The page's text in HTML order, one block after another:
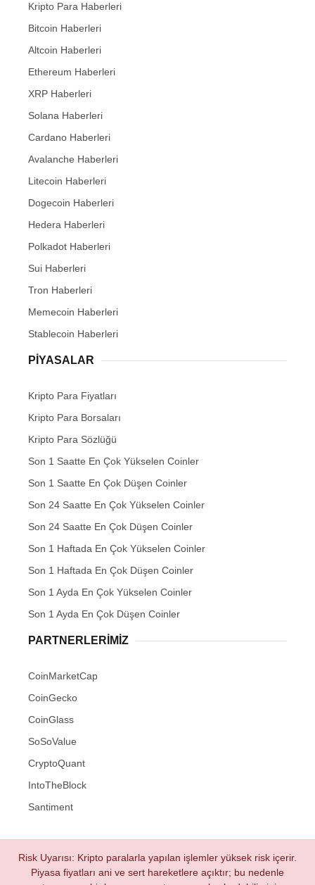
Kripto Para Haberleri
Bitcoin Haberleri
Altcoin Haberleri
Ethereum Haberleri
XRP Haberleri
Solana Haberleri
Cardano Haberleri
Avalanche Haberleri
Litecoin Haberleri
Dogecoin Haberleri
Hedera Haberleri
Polkadot Haberleri
Sui Haberleri
Tron Haberleri
Memecoin Haberleri
Stablecoin Haberleri
PIYASALAR
Kripto Para Fiyatları
Kripto Para Borsaları
Kripto Para Sözlüğü
Son 1 Saatte En Çok Yükselen Coinler
Son 1 Saatte En Çok Düşen Coinler
Son 24 Saatte En Çok Yükselen Coinler
Son 24 Saatte En Çok Düşen Coinler
Son 1 Haftada En Çok Yükselen Coinler
Son 1 Haftada En Çok Düşen Coinler
Son 1 Ayda En Çok Yükselen Coinler
Son 1 Ayda En Çok Düşen Coinler
PARTNERLERIMIZ
CoinMarketCap
CoinGecko
CoinGlass
SoSoValue
CryptoQuant
IntoTheBlock
Santiment
Risk Uyarısı: Kripto paralarla yapılan işlemler yüksek risk içerir.
Piyasa fiyatları ani ve sert hareketlere açıktır; bu nedenle